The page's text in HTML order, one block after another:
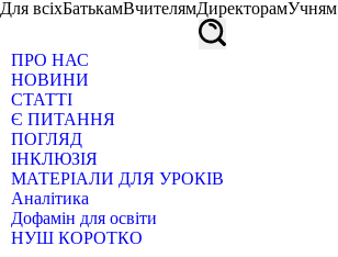
Для всіхБатькамВчителямДиректорамУчням
ПРО НАС
НОВИНИ
СТАТТІ
Є ПИТАННЯ
ПОГЛЯД
ІНКЛЮЗІЯ
МАТЕРІАЛИ ДЛЯ УРОКІВ
Аналітика
Дофамін для освіти
НУШ КОРОТКО